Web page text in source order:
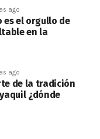
ago
es el orgullo de
en la
ago
de la tradición
¿dónde